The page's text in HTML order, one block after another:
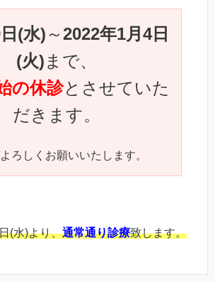
(水) ～2022年1月4日
(火)まで、
の休診とさせていた
だきます。
ろしくお願いいたします。
(水)より、通常通り診療致します。